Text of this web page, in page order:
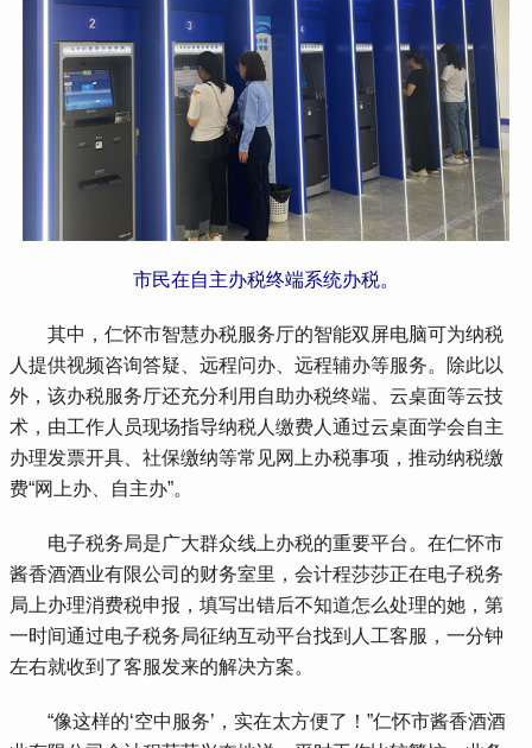
市民在自主办税终端系统办税。
其中，仁怀市智慧办税服务厅的智能双屏电脑可为纳税
人提供视频咨询答疑、远程问办、远程辅办等服务。除此以
外，该办税服务厅还充分利用自助办税终端、云桌面等云技
术，由工作人员现场指导纳税人缴费人通过云桌面学会自主
办理发票开具、社保缴纳等常见网上办税事项，推动纳税缴
费“网上办、自主办”。
电子税务局是广大群众线上办税的重要平台。在仁怀市
酱香酒酒业有限公司的财务室里，会计程莎莎正在电子税务
局上办理消费税申报，填写出错后不知道怎么处理的她，第
一时间通过电子税务局征纳互动平台找到人工客服，一分钟
左右就收到了客服发来的解决方案。
“像这样的‘空中服务’，实在太方便了！”仁怀市酱香酒酒